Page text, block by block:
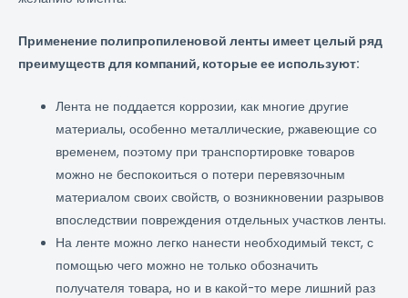
Применение полипропиленовой ленты имеет целый ряд
преимуществ для компаний, которые ее используют:
Лента не поддается коррозии, как многие другие
материалы, особенно металлические, ржавеющие со
временем, поэтому при транспортировке товаров
можно не беспокоиться о потери перевязочным
материалом своих свойств, о возникновении разрывов
впоследствии повреждения отдельных участков ленты.
На ленте можно легко нанести необходимый текст, с
помощью чего можно не только обозначить
получателя товара, но и в какой-то мере лишний раз